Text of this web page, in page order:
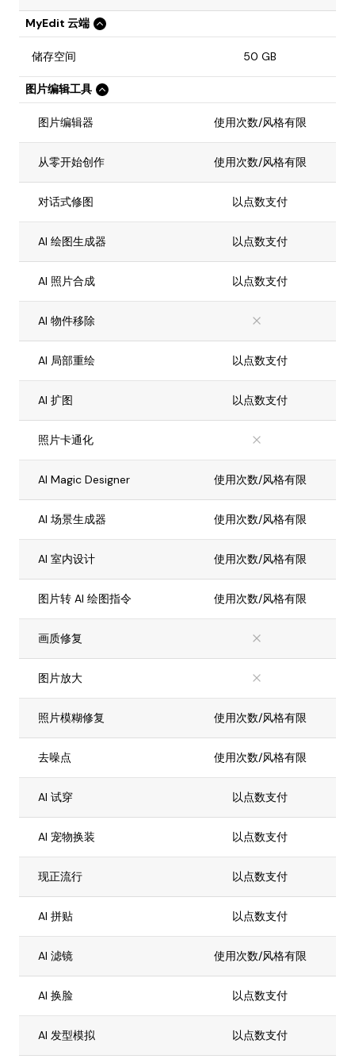
MyEdit 云端
储存空间 50 GB
图片编辑工具
图片编辑器 使用次数/风格有限
从零开始创作 使用次数/风格有限
对话式修图 以点数支付
AI 绘图生成器 以点数支付
AI 照片合成 以点数支付
AI 物件移除
AI 局部重绘 以点数支付
AI 扩图 以点数支付
照片卡通化
AI Magic Designer 使用次数/风格有限
AI 场景生成器 使用次数/风格有限
AI 室内设计 使用次数/风格有限
图片转 AI 绘图指令 使用次数/风格有限
画质修复
图片放大
照片模糊修复 使用次数/风格有限
去噪点 使用次数/风格有限
AI 试穿 以点数支付
AI 宠物换装 以点数支付
现正流行 以点数支付
AI 拼贴 以点数支付
AI 滤镜 使用次数/风格有限
AI 换脸 以点数支付
AI 发型模拟 以点数支付